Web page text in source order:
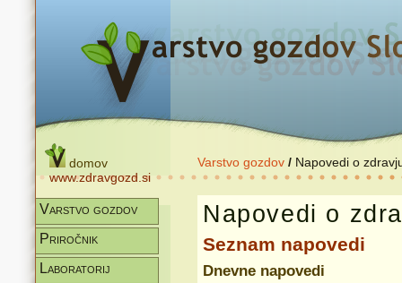
domov
www.zdravgozd.si
Varstvo gozdov / Napovedi o
Varstvo gozdov
Priročnik
Laboratorij
Napovedi o
Seznam napovedi
Dnevne napovedi